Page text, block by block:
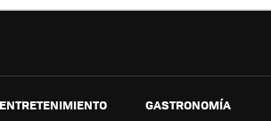
ENTRETENIMIENTO
GASTRONOMÍA